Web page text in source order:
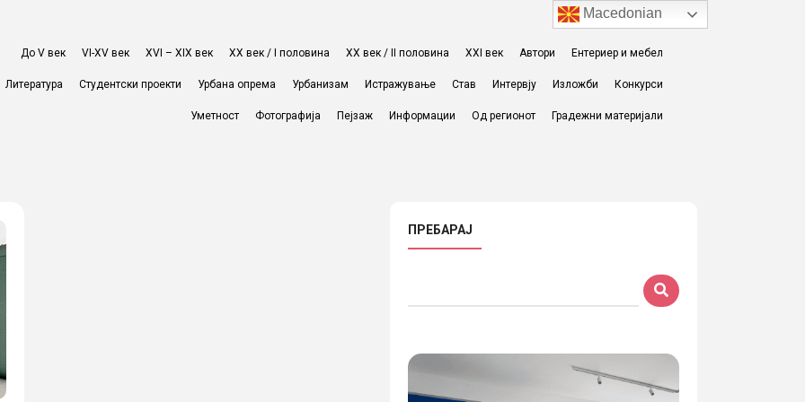
До V век VI-XV век XVI – XIX век ХХ век / I половина ХХ век / II половина XXI век Автори Ентериер и мебел
Литература Студентски проекти Урбана опрема Урбанизам Истражување Став Интервју Изложби Конкурси
Уметност Фотографија Пејзаж Информации Од регионот Градежни материјали
ПРЕБАРАЈ
Macedonian